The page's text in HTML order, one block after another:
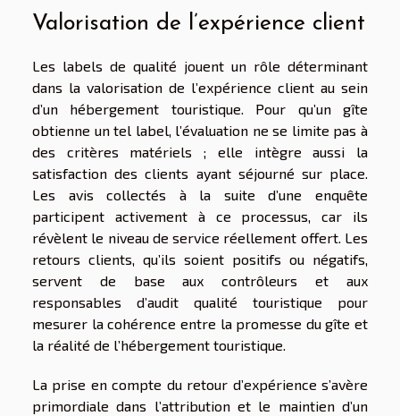
Valorisation de l’expérience client
Les labels de qualité jouent un rôle déterminant
dans la valorisation de l’expérience client au sein
d’un hébergement touristique. Pour qu’un gîte
obtienne un tel label, l’évaluation ne se limite pas à
des critères matériels ; elle intègre aussi la
satisfaction des clients ayant séjourné sur place.
Les avis collectés à la suite d’une enquête
participent activement à ce processus, car ils
révèlent le niveau de service réellement offert. Les
retours clients, qu’ils soient positifs ou négatifs,
servent de base aux contrôleurs et aux
responsables d’audit qualité touristique pour
mesurer la cohérence entre la promesse du gîte et
la réalité de l’hébergement touristique.
La prise en compte du retour d’expérience s’avère
primordiale dans l’attribution et le maintien d’un